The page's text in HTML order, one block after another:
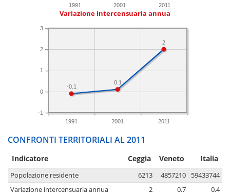
1991 2001 2011
Variazione intercensuaria annua
1991 2001 2011
-1
0
1
2
3
2
0.1
-0.1
CONFRONTI TERRITORIALI AL 2011
Indicatore Ceggia Veneto Italia
Popolazione residente 6213 4857210
59433744
Variazione intercensuaria annua
2 0.7
0.4